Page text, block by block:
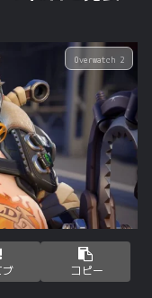
Overwatch 2
ブ コピー